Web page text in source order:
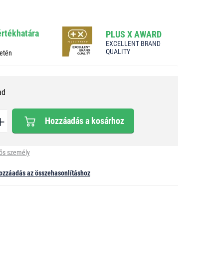
PLUS X AWARD
EXCELLENT BRAND
QUALITY
Hozzáadás a kosárhoz
személy
az összehasonlításhoz